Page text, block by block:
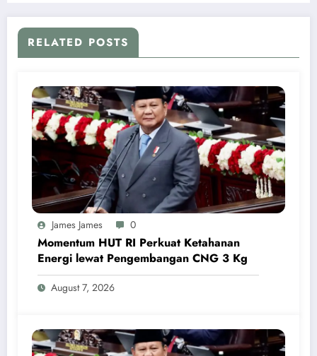
RELATED POSTS
James James 0
Momentum HUT RI Perkuat Ketahanan
Energi lewat Pengembangan CNG 3 Kg
August 7, 2026